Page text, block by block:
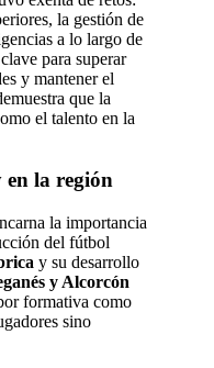
la gestión de
a lo largo de
para superar
y mantener el
que la
el talento en la
en la región
la importancia
del fútbol
y su desarrollo
y Alcorcón
formativa como
sino